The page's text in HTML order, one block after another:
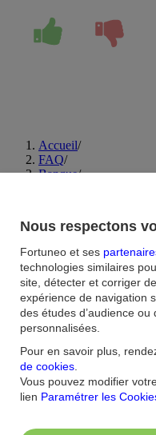
Accueil/
FAQ/
Banque/
Aide et contact
FAQNous contacter /
conformeSécurité Plan du site
Nous connaitre
Qui sommes-nous ?Banque
engagements RSE
Informations
Conditions générales
Nous respectons
Fortuneo et ses
technologies similaires
site, détecter et corriger
expérience de navigation
des études d’audience
personnalisées.
Pour en savoir plus,
de cookies.
Vous pouvez modifier
lien Paramétrer les